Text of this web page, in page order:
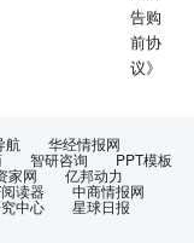
告购
前协
议》
航 华经情报网
智研咨询 PPT模板
家网 亿邦动力
读器 中商情报网
中心 星球日报